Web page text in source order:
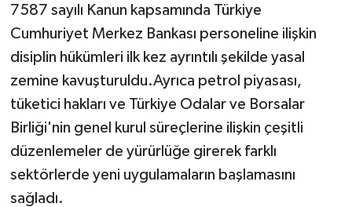
7587 sayılı Kanun kapsamında Türkiye
Cumhuriyet Merkez Bankası personeline ilişkin
disiplin hükümleri ilk kez ayrıntılı şekilde yasal
zemine kavuşturuldu.Ayrıca petrol piyasası,
tüketici hakları ve Türkiye Odalar ve Borsalar
Birliği'nin genel kurul süreçlerine ilişkin çeşitli
düzenlemeler de yürürlüğe girerek farklı
sektörlerde yeni uygulamaların başlamasını
sağladı.